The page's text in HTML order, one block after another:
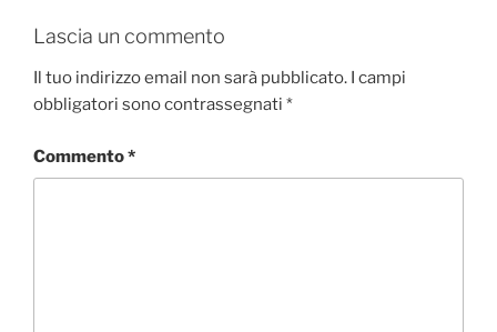
Lascia un commento
Il tuo indirizzo email non sarà pubblicato. I campi
obbligatori sono contrassegnati *
Commento*